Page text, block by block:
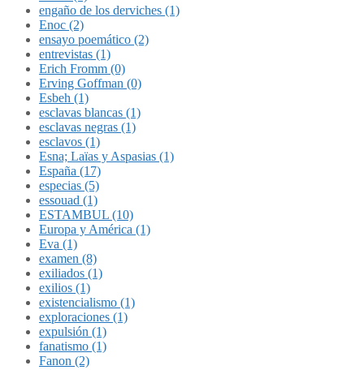
engaño de los derviches (1)
Enoc (2)
ensayo poemático (2)
entrevistas (1)
Erich Fromm (0)
Erving Goffman (0)
Esbeh (1)
esclavas blancas (1)
esclavas negras (1)
esclavos (1)
Esna; Laïas y Aspasias (1)
España (17)
especias (5)
essouad (1)
ESTAMBUL (10)
Europa y América (1)
Eva (1)
examen (8)
exiliados (1)
exilios (1)
existencialismo (1)
exploraciones (1)
expulsión (1)
fanatismo (1)
Fanon (2)